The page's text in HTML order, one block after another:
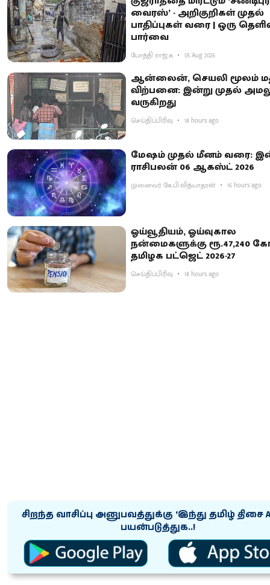
வைரஸ்’ - அறிகுறிகள் முதல்
பாதிப்புகள் வரை | ஒரு
பார்வை
போத்தி ராஜ்.க 05 Aug 2026
ஆன்லைன், செயலி மூலம்
விற்பனை: இன்று முதல்
வருகிறது
செய்திப்பிரிவு 18 hours ago
மேஷம் முதல் மீனம் வரை:
ராசிபலன் 06 ஆகஸ்ட் 2026
முனைவர் கே.பி.வித்யாதரன் 16 hours ago
ஓய்வூதியம், ஓய்வுகால
நன்மைகளுக்கு ரூ.47,240
தமிழக பட்ஜெட் 2026-27
செய்திப்பிரிவு 18 hours ago
சிறந்த வாசிப்பு அனுபவத்துக்கு ‘இந்து தமிழ் திசை
பயன்படுத்துக..!